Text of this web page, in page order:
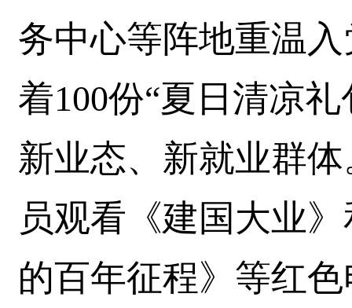
务中心等阵地重温
着100份“夏日清凉
新业态、新就业群
员观看《建国大业
的百年征程》等红